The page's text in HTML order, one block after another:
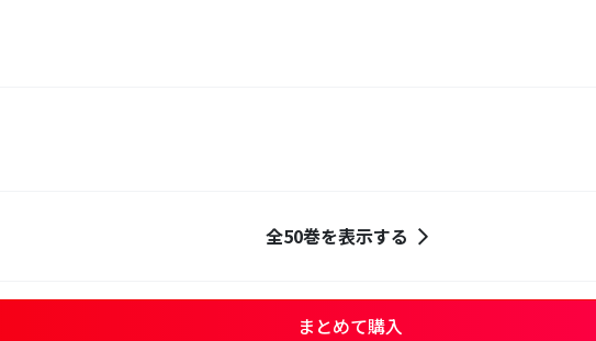
全50巻を表示する
まとめて購入